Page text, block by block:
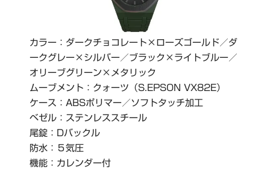
カラー：ダークチョコレート×ローズゴールド／ダ
ークグレー×シルバー／ブラック×ライトブルー／
オリーブグリーン×メタリック
ムーブメント：クォーツ（S.EPSON VX82E）
ケース：ABSポリマー／ソフトタッチ加工
ベゼル：ステンレススチール
尾錠：Dバックル
防水：５気圧
機能：カレンダー付